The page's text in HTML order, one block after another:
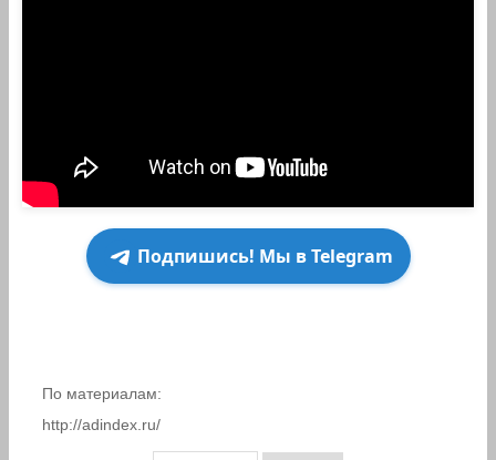
Подпишись! Мы в Telegram
По материалам:
http://adindex.ru/